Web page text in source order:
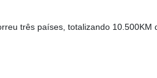
três países, totalizando 10.500KM